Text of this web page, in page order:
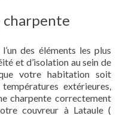
charpente
des éléments les plus
et d’isolation au sein de
votre habitation soit
extérieures,
charpente correctement
couvreur à Lataule (